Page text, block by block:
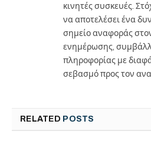
κινητές συσκευές.
να αποτελέσει ένα
σημείο αναφοράς
ενημέρωσης,
πληροφορίας με
σεβασμό προς τον
RELATED POSTS